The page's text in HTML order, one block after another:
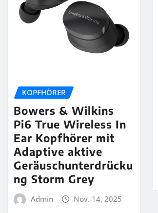
KOPFHÖRER
Bowers & Wilkins
Pi6 True Wireless In
Ear Kopfhörer mit
Adaptive aktive
Geräuschunterdrücku
ng Storm Grey
Admin Nov. 14, 2025